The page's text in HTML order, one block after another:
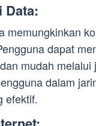
Data:
memungkinkan
dapat
mudah
dalam
efektif.